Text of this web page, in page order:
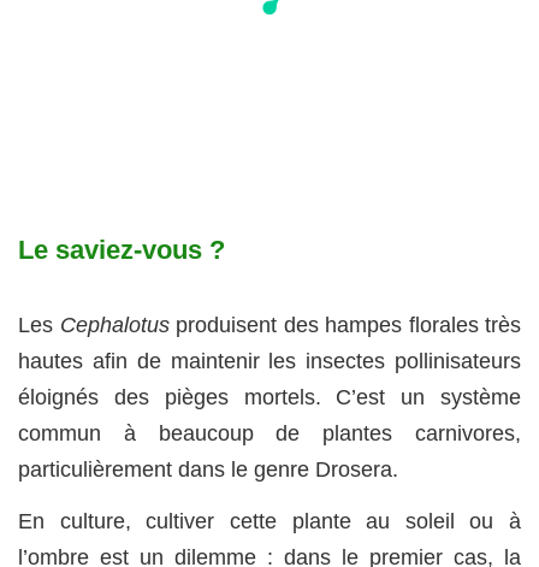
Le saviez-vous ?
Les Cephalotusproduisent des hampes florales très
hautes afin de maintenir les insectes pollinisateurs
éloignés des pièges mortels. C’est un système
commun à beaucoup de plantes carnivores,
particulièrement dans le genre Drosera.
En culture, cultiver cette plante au soleil ou à
l’ombre est un dilemme : dans le premier cas, la